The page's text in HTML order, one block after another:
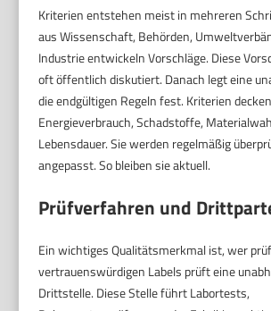
Kriterien entstehen meist in mehreren
aus Wissenschaft, Behörden,
Industrie entwickeln Vorschläge. Diese
oft öffentlich diskutiert. Danach legt eine
die endgültigen Regeln fest. Kriterien
Energieverbrauch, Schadstoffe,
Lebensdauer. Sie werden regelmäßig
angepasst. So bleiben sie aktuell.
Prüfverfahren und
Ein wichtiges Qualitätsmerkmal ist, wer
vertrauenswürdigen Labels prüft eine
Drittstelle. Diese Stelle führt Labortests,